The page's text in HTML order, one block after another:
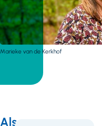
Marieke van de Kerkhof
Als